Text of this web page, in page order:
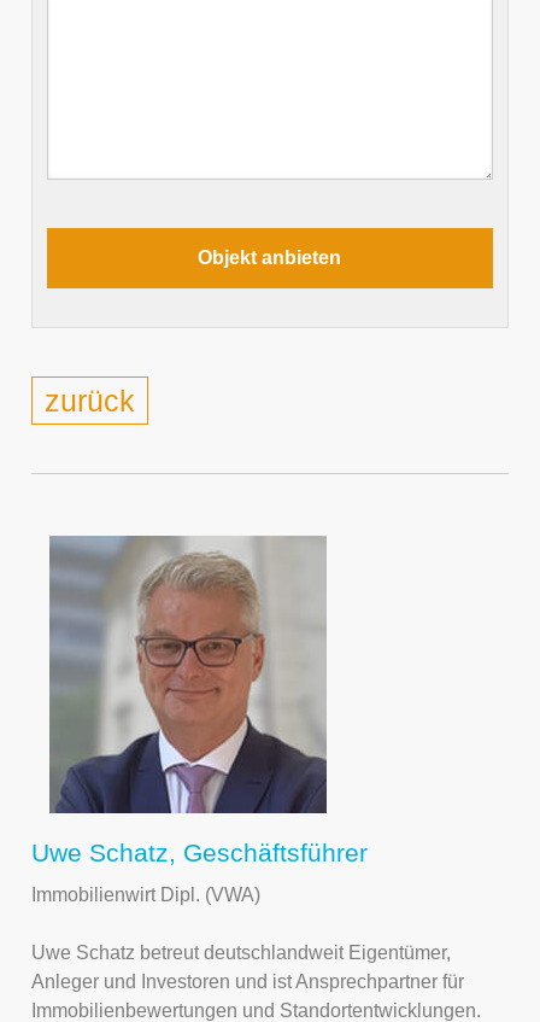
zurück
Uwe Schatz, Geschäftsführer
Immobilienwirt Dipl. (VWA)
Uwe Schatz betreut deutschlandweit Eigentümer,
Anleger und Investoren und ist Ansprechpartner für
Immobilienbewertungen und Standortentwicklungen.